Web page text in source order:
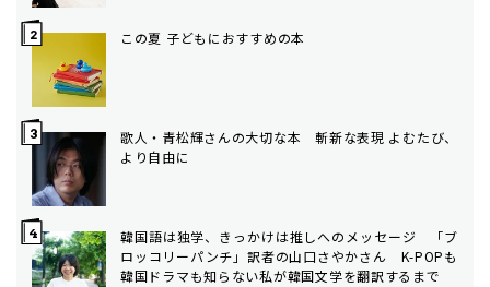
この夏 子どもにおすすめの本
歌人・青松輝さんの大切な本 斬新な表現 よむたび、
より自由に
韓国語は独学、きっかけは推しへのメッセージ 「ブ
ロッコリーパンチ」訳者の山口さやかさん K-POPも
韓国ドラマも知らない私が韓国文学を翻訳するまで